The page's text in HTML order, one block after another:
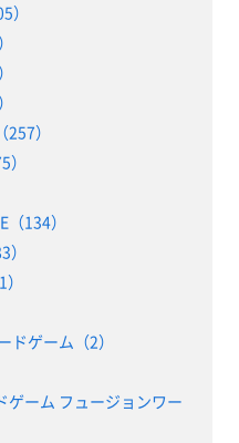
）
）
134）
ドゲーム（2）
ゲーム フュージョンワー